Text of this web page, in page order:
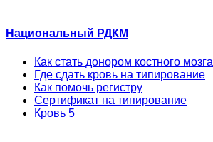
Национальный РДКМ
Как стать донором костного мозга
Где сдать кровь на типирование
Как помочь регистру
Сертификат на типирование
Кровь 5